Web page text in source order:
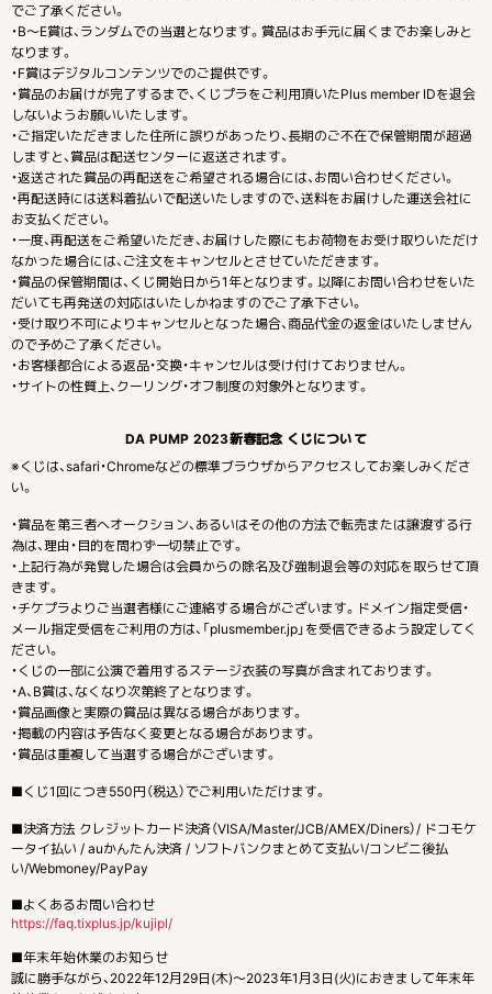
でご了承ください。
・B〜E賞は、ランダムでの当選となります。賞品はお手元に届くまでお楽しみと
なります。
・F賞はデジタルコンテンツでのご提供です。
・賞品のお届けが完了するまで、くじプラをご利用頂いたPlus member IDを退会
しないようお願いいたします。
・ご指定いただきました住所に誤りがあったり、長期のご不在で保管期間が超過
しますと、賞品は配送センターに返送されます。
・返送された賞品の再配送をご希望される場合には、お問い合わせください。
・再配送時には送料着払いで配送いたしますので、送料をお届けした運送会社に
お支払ください。
・一度、再配送をご希望いただき、お届けした際にもお荷物をお受け取りいただけ
なかった場合には、ご注文をキャンセルとさせていただきます。
・賞品の保管期間は、くじ開始日から1年となります。以降にお問い合わせをいた
だいても再発送の対応はいたしかねますのでご了承下さい。
・受け取り不可によりキャンセルとなった場合、商品代金の返金はいたしません
ので予めご了承ください。
・お客様都合による返品・交換・キャンセルは受け付けておりません。
・サイトの性質上、クーリング・オフ制度の対象外となります。
DA PUMP 2023新春記念 くじについて
※くじは、safari・Chromeなどの標準ブラウザからアクセスしてお楽しみくださ
い。
・賞品を第三者へオークション、あるいはその他の方法で転売または譲渡する行
為は、理由・目的を問わず一切禁止です。
・上記行為が発覚した場合は会員からの除名及び強制退会等の対応を取らせて頂
きます。
・チケプラよりご当選者様にご連絡する場合がございます。ドメイン指定受信・
メール指定受信をご利用の方は、「plusmember.jp」を受信できるよう設定してく
ださい。
・くじの一部に公演で着用するステージ衣装の写真が含まれております。
・A、B賞は、なくなり次第終了となります。
・賞品画像と実際の賞品は異なる場合があります。
・掲載の内容は予告なく変更となる場合があります。
・賞品は重複して当選する場合がございます。
■くじ1回につき550円（税込）でご利用いただけます。
■決済方法 クレジットカード決済（VISA/Master/JCB/AMEX/Diners）/ ドコモケ
ータイ払い / auかんたん決済 / ソフトバンクまとめて支払い/コンビニ後払
い/Webmoney/PayPay
■よくあるお問い合わせ
https://faq.tixplus.jp/kujipl/
■年末年始休業のお知らせ
誠に勝手ながら、2022年12月29日(木)〜2023年1月3日(火)におきまして年末年